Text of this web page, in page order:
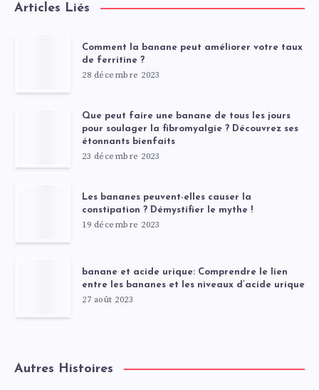
Articles Liés
Comment la banane peut améliorer votre taux
de ferritine ?
28 décembre 2023
Que peut faire une banane de tous les jours
pour soulager la fibromyalgie ? Découvrez ses
étonnants bienfaits
23 décembre 2023
Les bananes peuvent-elles causer la
constipation ? Démystifier le mythe !
19 décembre 2023
banane et acide urique: Comprendre le lien
entre les bananes et les niveaux d’acide urique
27 août 2023
Autres Histoires